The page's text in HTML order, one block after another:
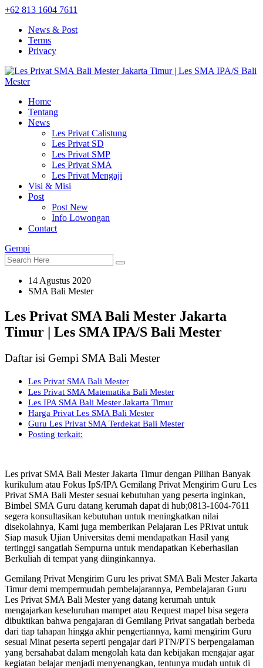
+62 813 1604 7611
News & Post
Terms
Privacy
Home
Tentang
News
Les Privat Calistung
Les Privat SD
Les Privat SMP
Les Privat SMA
Les Privat Mengaji
Visi & Misi
Post
Post New
Info Lowongan
Contact
Gempi
14 Agustus 2020
SMA Bali Mester
Les Privat SMA Bali Mester Jakarta
Timur | Les SMA IPA/S Bali Mester
Daftar isi Gempi SMA Bali Mester
Les Privat SMA Bali Mester
Les Privat SMA Matematika Bali Mester
Les IPA SMA Bali Mester Jakarta Timur
Harga Privat Les SMA Bali Mester
Guru Les Privat SMA Terdekat Bali Mester
Posting terkait:
Les privat SMA Bali Mester Jakarta Timur dengan Pilihan Banyak
kurikulum atau Fokus IpS/IPA Gemilang Privat Mengirim Guru Les
Privat SMA Bali Mester sesuai kebutuhan yang peserta inginkan,
Bimbel SMA Guru datang kerumah dapat di hub;0813-1604-7611
segera konsultasikan kebutuhan untuk meningkatkan nilai
disekolahnya, Kami juga memberikan Pelajaran Les PRivat untuk
Siap masuk Ujian Universitas demi mendapatkan Hasil yang
tertinggi sangatlah Sempurna untuk mendapatkan Keberhasilan
Berkuliah di tempat yang diinginkannya.
Gemilang Privat Mengirim Guru les privat SMA Bali Mester Jakarta
Timur demi mempermudah pembelajarannya, Pembelajaran Guru
Les Privat SMA Bali Mester yang datang kerumah untuk
mengajarkan keseluruhan mampet atau Request mapel bisa segera
dibuktikan bahwa pengajaran di Gemilang Privat sangatlah berbeda
dari tiap tahapan hingga akhir pengertiannya, kami mengirim Guru
sesuai Minat peserta seperti pengajar dari PTN/PTS berpengalaman
yang bersahabat dalam mengolah kata dan kebijakan mengajar agar
kegiatan belajar menjadi menyenangkan, tentunya mudah untuk di